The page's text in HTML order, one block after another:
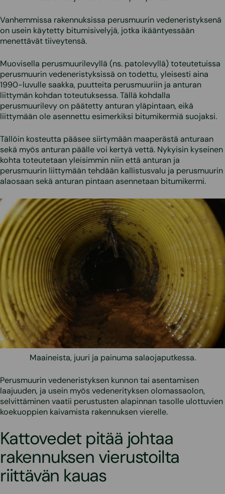
Vanhemmissa rakennuksissa perusmuurin vedeneristyksenä
on usein käytetty bitumisivelyjä, jotka ikääntyessään
menettävät tiiveytensä.
Muovisella perusmuurilevyllä (ns. patolevyllä) toteutetuissa
perusmuurin vedeneristyksissä on todettu, yleisesti aina
1990-luvulle saakka, puutteita perusmuuriin ja anturan
liittymän kohdan toteutuksessa. Tällä kohdalla
perusmuurilevy on päätetty anturan yläpintaan, eikä
liittymään ole asennettu esimerkiksi bitumikermiä suojaksi.
Tällöin kosteutta pääsee siirtymään maaperästä anturaan
sekä myös anturan päälle voi kertyä vettä. Nykyisin kyseinen
kohta toteutetaan yleisimmin niin että anturan ja
perusmuurin liittymään tehdään kallistusvalu ja perusmuurin
alaosaan sekä anturan pintaan asennetaan bitumikermi.
Maaineista, juuri ja painuma salaojaputkessa.
Perusmuurin vedeneristyksen kunnon tai asentamisen
laajuuden, ja usein myös vedenerityksen olomassaolon,
selvittäminen vaatii perustusten alapinnan tasolle ulottuvien
koekuoppien kaivamista rakennuksen vierelle.
Kattovedet pitää johtaa
rakennuksen vierustoilta
riittävän kauas